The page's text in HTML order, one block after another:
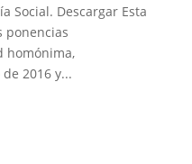
Social. Descargar Esta
ponencias
homónima,
2016 y...